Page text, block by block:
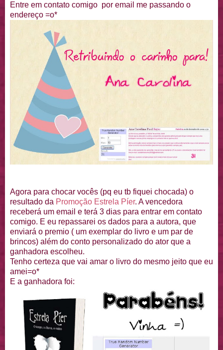
Entre em contato comigo por email me passando o
endereço =o*
Agora para chocar vocês (pq eu tb fiquei chocada) o
resultado da Promoção Estrela Píer. A vencedora
receberá um email e terá 3 dias para entrar em contato
comigo. E eu repassarei os dados para a autora, que
enviará o premio ( um exemplar do livro e um par de
brincos) além do conto personalizado do ator que a
ganhadora escolheu.
Tenho certeza que vai amar o livro do mesmo jeito que eu
amei=o*
E a ganhadora foi: